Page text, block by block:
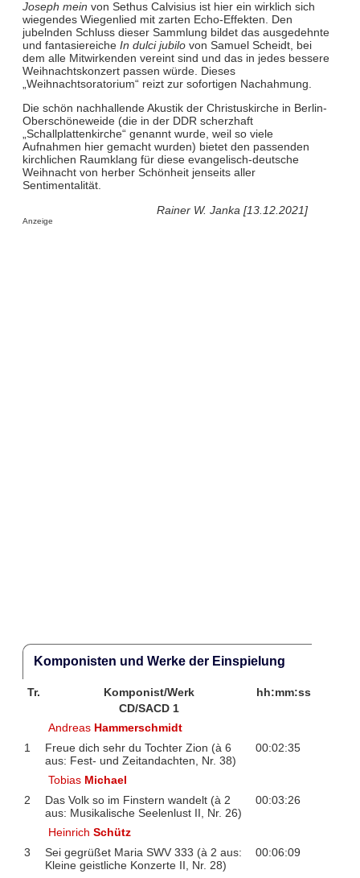
Joseph mein von Sethus Calvisius ist hier ein wirklich sich
wiegendes Wiegenlied mit zarten Echo-Effekten. Den
jubelnden Schluss dieser Sammlung bildet das ausgedehnte
und fantasiereiche In dulci jubilovon Samuel Scheidt, bei
dem alle Mitwirkenden vereint sind und das in jedes bessere
Weihnachtskonzert passen würde. Dieses
„Weihnachtsoratorium“ reizt zur sofortigen Nachahmung.
Die schön nachhallende Akustik der Christuskirche in Berlin-
Oberschöneweide (die in der DDR scherzhaft
„Schallplattenkirche“ genannt wurde, weil so viele
Aufnahmen hier gemacht wurden) bietet den passenden
kirchlichen Raumklang für diese evangelisch-deutsche
Weihnacht von herber Schönheit jenseits aller
Sentimentalität.
Rainer W. Janka [13.12.2021]
Anzeige
Komponisten und Werke der Einspielung
Tr. Komponist/Werk
hh:mm:ss
CD/SACD 1
Andreas Hammerschmidt
1
Freue dich sehr du Tochter Zion (à 6
aus: Fest- und Zeitandachten, Nr. 38)
00:02:35
Tobias Michael
2
Das Volk so im Finstern wandelt (à 2
aus: Musikalische Seelenlust II, Nr. 26)
00:03:26
HeinrichSchütz
3
Sei gegrüßet Maria SWV 333 (à 2 aus:
Kleine geistliche Konzerte II, Nr. 28)
00:06:09